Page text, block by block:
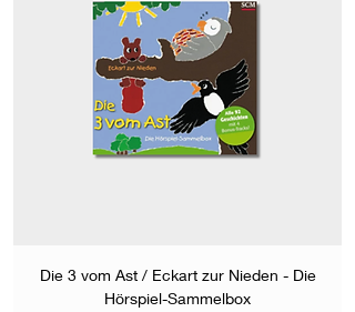
Die 3 vom Ast / Eckart zur Nieden - Die
Hörspiel-Sammelbox